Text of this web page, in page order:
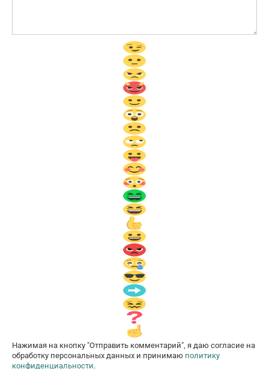
Нажимая на кнопку "Отправить комментарий", я даю согласие на
обработку персональных данных и принимаю политику
конфиденциальности.